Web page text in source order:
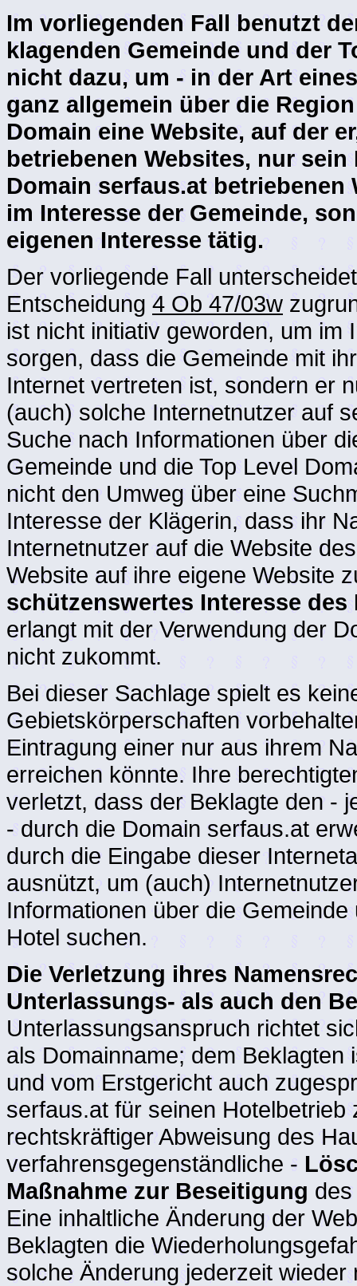
Im vorliegenden Fall benutzt
klagenden Gemeinde und der
nicht dazu, um - in der Art
ganz allgemein über die
Domain eine Website, auf der
betriebenen Websites, nur
Domain serfaus.at
im Interesse der Gemeinde,
eigenen Interesse tätig.
Der vorliegende Fall
Entscheidung 4 Ob 47/03w
ist nicht initiativ geworden, um
sorgen, dass die Gemeinde mit
Internet vertreten ist, sondern er
(auch) solche Internetnutzer auf
Suche nach Informationen über
Gemeinde und die Top Level
nicht den Umweg über eine
Interesse der Klägerin, dass ihr
Internetnutzer auf die Website
Website auf ihre eigene Website
schützenswertes Interesse
erlangt mit der Verwendung der
nicht zukommt.
Bei dieser Sachlage spielt es
Gebietskörperschaften
Eintragung einer nur aus ihrem
erreichen könnte. Ihre
verletzt, dass der Beklagte den -
- durch die Domain serfaus.at
durch die Eingabe dieser
ausnützt, um (auch)
Informationen über die
Hotel suchen.
Die Verletzung ihres
Unterlassungs- als auch den
Unterlassungsanspruch richtet
als Domainname; dem
und vom Erstgericht auch
serfaus.at für seinen
rechtskräftiger Abweisung des
verfahrensgegenständliche -
Maßnahme zur Beseitigung
Eine inhaltliche Änderung der
Beklagten die
solche Änderung jederzeit